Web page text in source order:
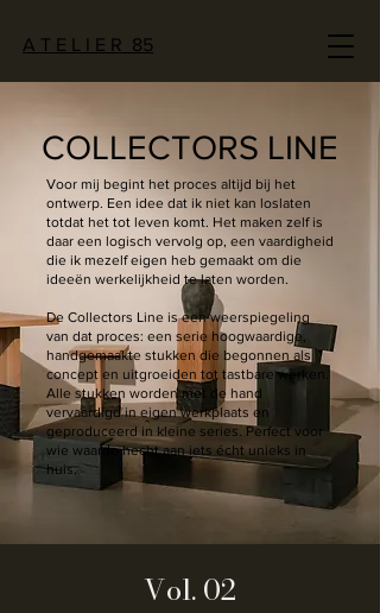
A T E L I E R 85
COLLECTORS LINE
Voor mij begint het proces altijd bij het
ontwerp. Een idee dat ik niet kan loslaten
totdat het tot leven komt. Het maken zelf is
daar een logisch vervolg op, een vaardigheid
die ik mezelf eigen heb gemaakt om die
ideeën werkelijkheid te laten worden.
De Collectors Line is een weerspiegeling
van dat proces: een serie hoogwaardige,
handgemaakte stukken die begonnen als
concept en uitgroeiden tot tastbare werken.
Alle stukken worden met de hand
vervaardigd in eigen werkplaats en
geproduceerd in kleine series. Perfect voor
wie waarde hecht aan iets écht unieks in
huis.
Vol. 02